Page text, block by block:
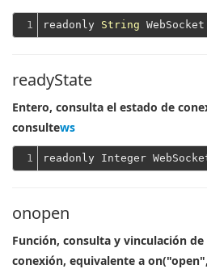
1 readonly String
readyState
Entero, consulta el estado de
consultews
1
onopen
Función, consulta y vinculación
conexión, equivalente a